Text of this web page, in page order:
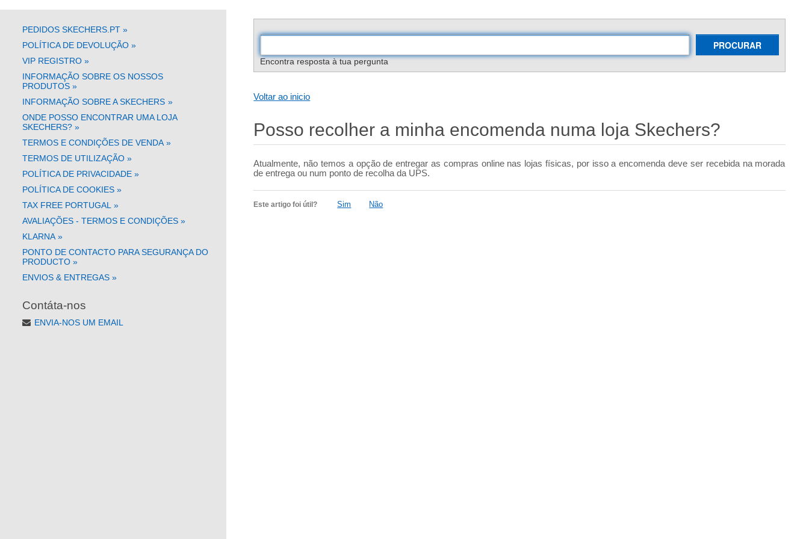
PEDIDOS SKECHERS.PT »
POLÍTICA DE DEVOLUÇÃO »
VIP REGISTRO »
INFORMAÇÃO SOBRE OS NOSSOS
PRODUTOS »
INFORMAÇÃO SOBRE A SKECHERS »
ONDE POSSO ENCONTRAR UMA LOJA
SKECHERS? »
TERMOS E CONDIÇÕES DE VENDA »
TERMOS DE UTILIZAÇÃO »
POLÍTICA DE PRIVACIDADE »
POLÍTICA DE COOKIES »
TAX FREE PORTUGAL »
AVALIAÇÕES - TERMOS E CONDIÇÕES »
KLARNA »
PONTO DE CONTACTO PARA SEGURANÇA DO
PRODUCTO »
ENVIOS & ENTREGAS »
Contáta-nos
ENVIA-NOS UM EMAIL
PROCURAR
Encontra resposta à tua pergunta
Voltar ao inicio
Posso recolher a minha encomenda numa loja Skechers?
Atualmente, não temos a opção de entregar as compras online nas lojas físicas, por isso a encomenda deve ser recebida na morada
de entrega ou num ponto de recolha da UPS.
Este artigo foi útil? Sim Não